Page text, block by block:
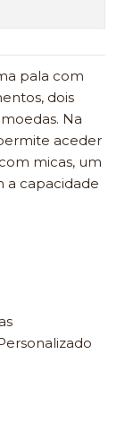
pala com
dois
Na
aceder
micas, um
a capacidade